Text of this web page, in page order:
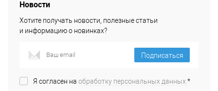
Новости
Хотите получать новости, полезные статьи
и информацию о новинках?
Подписаться
Я согласен на обработку персональных данных.*